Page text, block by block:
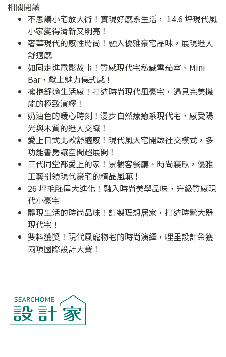
相關閱讀
不思議小宅放大術！實現好感系生活， 14.6 坪現代風
小家變得清新又明亮！
奢華現代的感性時尚！融入優雅豪宅品味，展現迷人
舒適感
如同走進電影故事！質感現代宅私藏雪茄室、Mini
Bar，獻上魅力儀式感！
擁抱舒適生活感！打造時尚現代風豪宅，遇見完美機
能的極致演繹！
奶油色的暖心時刻！漫步自然療癒系現代宅，感受陽
光與木質的迷人交織！
愛上日式北歐舒適感！現代風大宅開啟社交模式，多
功能書房讓空間超展開！
三代同堂都愛上的家！景觀客餐廳、時尚寢臥，優雅
工藝引領現代豪宅的精品風範！
26 坪毛胚屋大進化！融入時尚美學品味，升級質感現
代小豪宅
體現生活的時尚品味！訂製理想居家，打造時髦大器
現代宅！
雙料獲獎！現代風寵物宅的時尚演繹，哩里設計榮獲
兩項國際設計大賽！